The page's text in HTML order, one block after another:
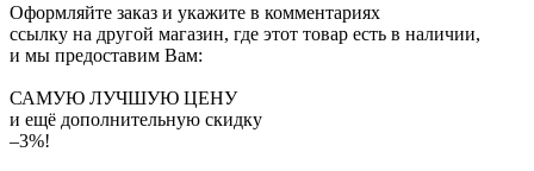
Оформляйте заказ и укажите в комментариях
ссылку на другой магазин, где этот товар есть в наличии,
и мы предоставим Вам:
САМУЮ ЛУЧШУЮ ЦЕНУ
и ещё дополнительную скидку
–3%!